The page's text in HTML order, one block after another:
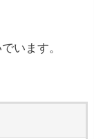
います。